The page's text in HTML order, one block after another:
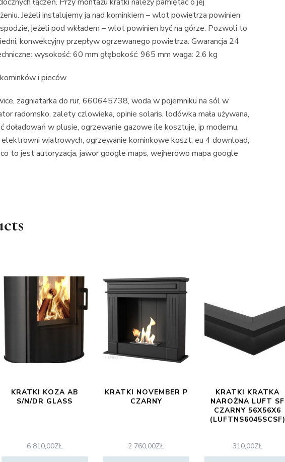
Jeżeli instalujemy ją nad kominkiem – wlot powietrza powinien
jeżeli pod wkładem – wlot powinien być na górze. Pozwoli to
konwekcyjny przepływ ogrzewanego powietrza. Gwarancja 24
wysokość: 60 mm głębokość: 965 mm waga: 2.6 kg
i pieców
zagniatarka do rur, 660645738, woda w pojemniku na sól w
radomsko, zalety czlowieka, opinie solaris, lodówka mała używana,
doładowań w plusie, ogrzewanie gazowe ile kosztuje, ip modemu,
wiatrowych, ogrzewanie kominkowe koszt, eu 4 download,
to jest autoryzacja, jawor google maps, wejherowo mapa google
KRATKI KOZA AB
S/N/DR GLASS
6 810,00ZŁ
KRATKI NOVEMBER P
CZARNY
2 760,00ZŁ
KRATKI KRATKA
NAROŻNA LUFT SF
CZARNY 56X56X6
(LUFTNS6045SCSF)
310,00ZŁ